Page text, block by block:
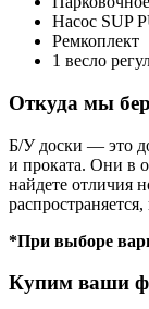
Насос SUP
Ремкоплект
1 весло
Откуда мы
Б/У доски — это
и проката. Они в
найдете отличия
*При выборе
Купим ваши